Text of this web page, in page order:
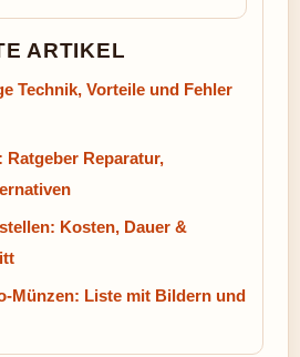
ARTIKEL
Technik, Vorteile und Fehler
Ratgeber Reparatur,
Kosten, Dauer &
Münzen: Liste mit Bildern und